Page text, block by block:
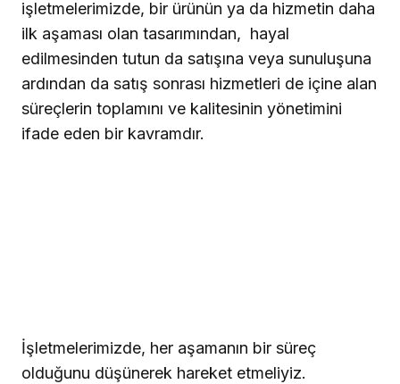
işletmelerimizde, bir ürünün ya da hizmetin daha
ilk aşaması olan tasarımından, hayal
edilmesinden tutun da satışına veya sunuluşuna
ardından da satış sonrası hizmetleri de içine alan
süreçlerin toplamını ve kalitesinin yönetimini
ifade eden bir kavramdır.
İşletmelerimizde, her aşamanın bir süreç
olduğunu düşünerek hareket etmeliyiz.